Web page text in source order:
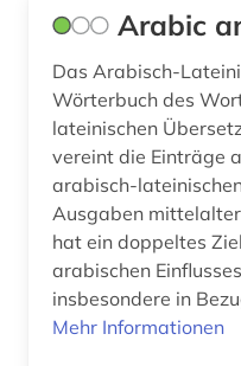
open science (1)
optimierung (2)
permakultur (1)
pharmazie (13)
Arabic
Das Arabisch-
Wörterbuch des
lateinischen
vereint die Einträge
arabisch-
Ausgaben
hat ein doppeltes
arabischen
insbesondere in
Mehr Informationen